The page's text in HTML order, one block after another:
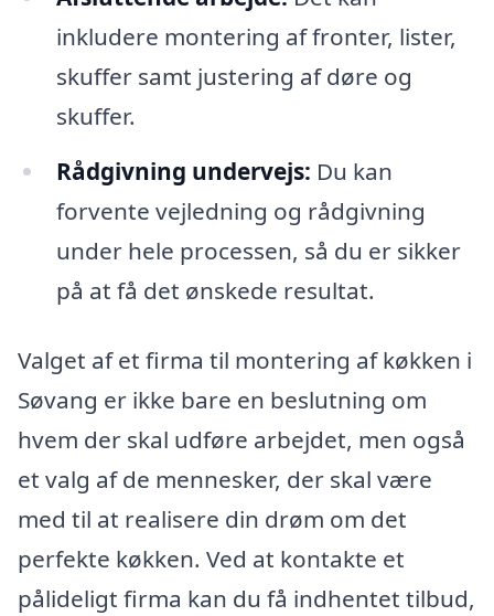
inkludere montering af fronter, lister,
skuffer samt justering af døre og
skuffer.
Rådgivning undervejs: Du kan
forvente vejledning og rådgivning
under hele processen, så du er sikker
på at få det ønskede resultat.
Valget af et firma til montering af køkken i
Søvang er ikke bare en beslutning om
hvem der skal udføre arbejdet, men også
et valg af de mennesker, der skal være
med til at realisere din drøm om det
perfekte køkken. Ved at kontakte et
pålideligt firma kan du få indhentet tilbud,